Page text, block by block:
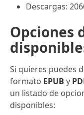
Descargas:
Opciones
Si quieres puedes
formato EPUB y
un listado de
disponibles: